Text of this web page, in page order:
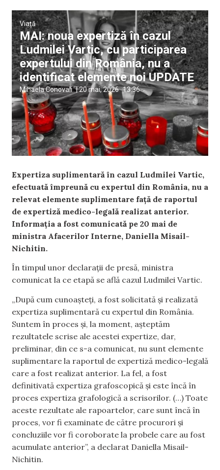
Viață
MAI: noua expertiză în cazul
Ludmilei Vartic, cu participarea
expertului din România, nu a
identificat elemente noi UPDATE
Mihaela Conovali |20 mai, 2026 13:36
Expertiza suplimentară în cazul Ludmilei Vartic,
efectuată împreună cu expertul din România, nu a
relevat elemente suplimentare față de raportul
de expertiză medico-legală realizat anterior.
Informația a fost comunicată pe 20 mai de
ministra Afacerilor Interne, Daniella Misail-
Nichitin.
În timpul unor declarații de presă, ministra
comunicat la ce etapă se află cazul Ludmilei Vartic.
„După cum cunoașteți, a fost solicitată și realizată
expertiza suplimentară cu expertul din România.
Suntem în proces și, la moment, așteptăm
rezultatele scrise ale acestei expertize, dar,
preliminar, din ce s-a comunicat, nu sunt elemente
suplimentare la raportul de expertiză medico-legală
care a fost realizat anterior. La fel, a fost
definitivată expertiza grafoscopică și este încă în
proces expertiza grafologică a scrisorilor. (…) Toate
aceste rezultate ale rapoartelor, care sunt încă în
proces, vor fi examinate de către procurori și
concluziile vor fi coroborate la probele care au fost
acumulate anterior”, a declarat Daniella Misail-
Nichitin.